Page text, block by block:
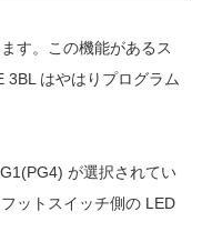
す。この機能があるス
3BL はやはりプログラム
が選択されてい
ットスイッチ側の LED